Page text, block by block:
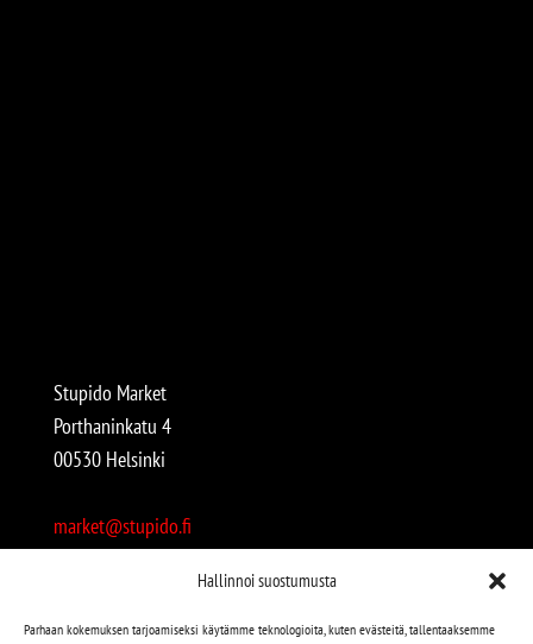
Hallinnoi suostumusta
Parhaan kokemuksen tarjoamiseksi käytämme teknologioita, kuten evästeitä, tallentaaksemme
Stupido Market
Porthaninkatu 4
00530 Helsinki
market@stupido.fi
Avoinna: